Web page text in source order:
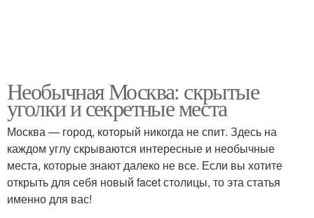
Необычная Москва: скрытые
уголки и секретные места
Москва — город, который никогда не спит. Здесь на
каждом углу скрываются интересные и необычные
места, которые знают далеко не все. Если вы хотите
открыть для себя новый facet столицы, то эта статья
именно для вас!